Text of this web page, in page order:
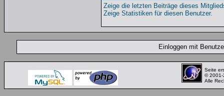
Zeige die letzten Beiträge dieses
Zeige Statistiken für diesen Benutzer.
Einloggen mit
Seite
© 2001-
Alle